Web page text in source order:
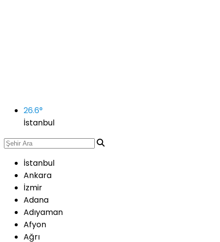
26.6°
İstanbul
İstanbul
Ankara
İzmir
Adana
Adıyaman
Afyon
Ağrı